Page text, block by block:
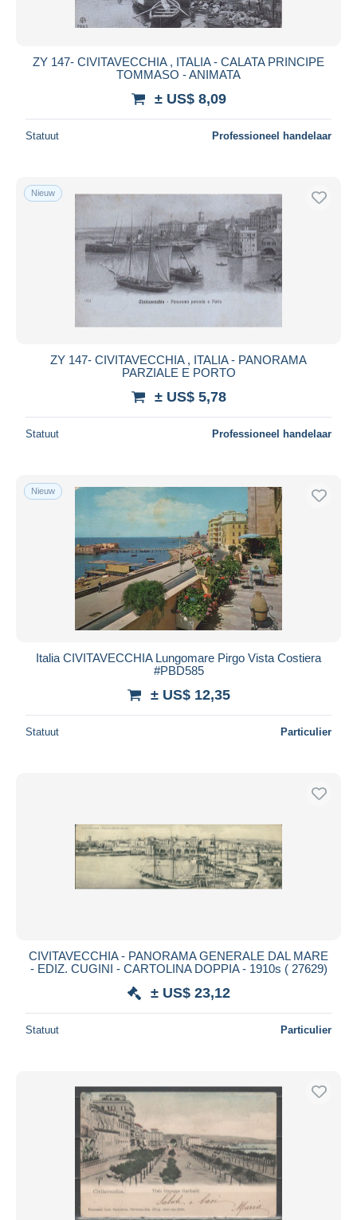
ZY 147- CIVITAVECCHIA , ITALIA - CALATA PRINCIPE
TOMMASO - ANIMATA
± US$ 8,09
Statuut Professioneel handelaar
Nieuw
ZY 147- CIVITAVECCHIA , ITALIA - PANORAMA
PARZIALE E PORTO
± US$ 5,78
Statuut Professioneel handelaar
Nieuw
Italia CIVITAVECCHIA Lungomare Pirgo Vista Costiera
#PBD585
± US$ 12,35
Statuut Particulier
CIVITAVECCHIA - PANORAMA GENERALE DAL MARE
- EDIZ. CUGINI - CARTOLINA DOPPIA - 1910s ( 27629)
± US$ 23,12
Statuut Particulier